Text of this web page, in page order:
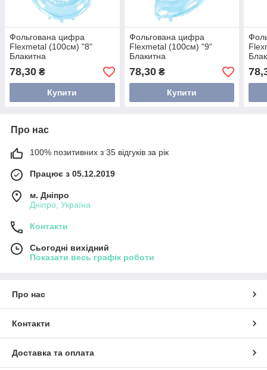
Фольгована цифра
Flexmetal (100см) "8"
Блакитна
78,30 ₴
Купити
Фольгована цифра
Flexmetal (100см) "9"
Блакитна
78,30₴
Купити
Про нас
100% позитивних з 35 відгуків за рік
Працює з 05.12.2019
м. Дніпро
Дніпро, Україна
Контакти
Сьогодні вихідний
Показати весь графік роботи
Про нас
Контакти
Доставка та оплата